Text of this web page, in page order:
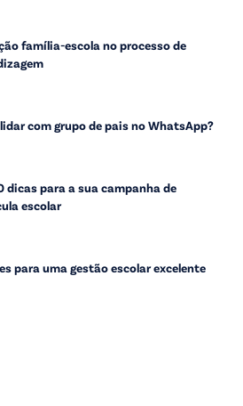
família-escola no processo de
com grupo de pais no WhatsApp?
dicas para a sua campanha de
escolar
para uma gestão escolar excelente